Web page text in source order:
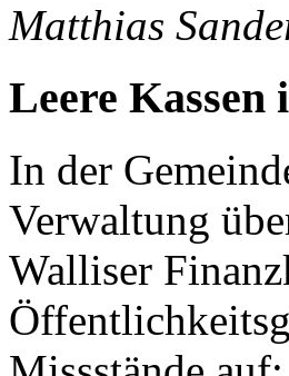
Matthias
Leere Kassen
In der
Verwaltung
Walliser